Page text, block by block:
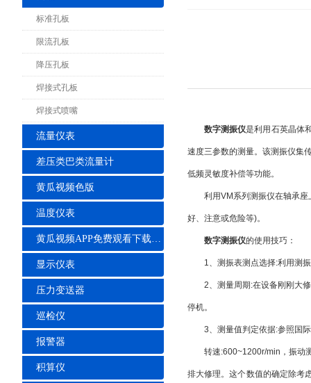
标准孔板
限流孔板
降压孔板
焊接式孔板
焊接式喷嘴
流量仪表
差压类巴类流量计
黄瓜视频色版
温度仪表
黄瓜视频APP免费观看下载安装
显示仪表
压力变送器
巡检仪
报警器
积算仪
数字测振仪是利用石英晶体
速度三参数的测量。该测振仪集
低频灵敏度补偿等功能。
利用VM系列测振仪在轴承座
好、注意或危险等)。
数字测振仪的使用技巧：
1、测振表测点选择:利用测振
2、测量周期:在设备刚刚大修
停机。
3、测量值判定依据:参照国际
转速:600~1200r/min，振动测
排大修理。这个数值的确定除考